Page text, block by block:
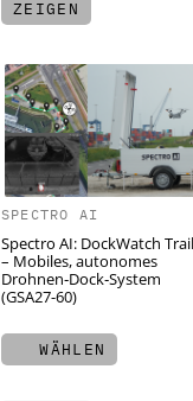
ZEIGEN
SPECTRO AI
Spectro AI: DockWatch
– Mobiles, autonomes
Drohnen‑Dock‑System
(GSA27-60)
WÄHLEN